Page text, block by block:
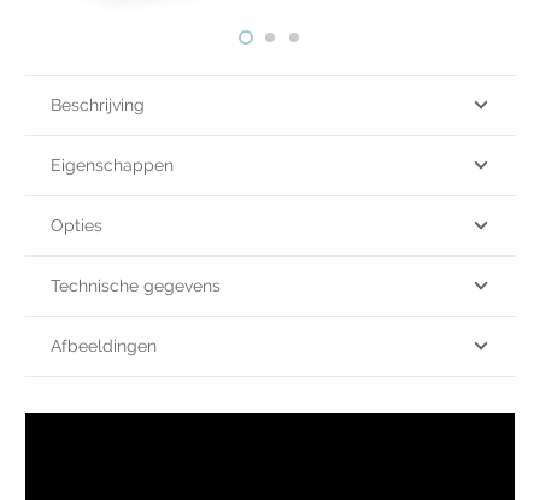
Beschrijving
Eigenschappen
Opties
Technische gegevens
Afbeeldingen